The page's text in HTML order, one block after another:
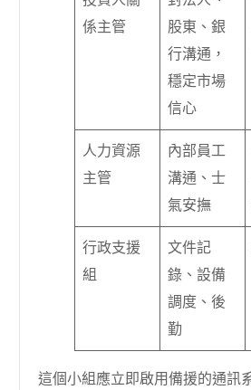
係主管
股東、銀
行溝通，
穩定市場
信心
人力資源
主管
內部員工
溝通、士
氣安撫
行政支援
組
文件記
錄、設備
調度、後
勤
這個小組應立即啟用備援的通訊